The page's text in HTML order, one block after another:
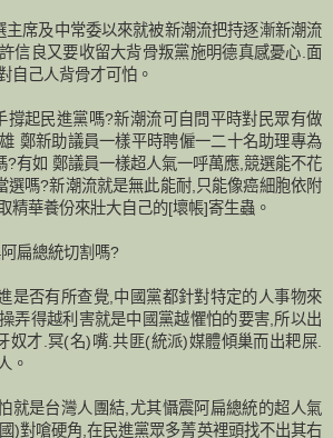
主席及中常委以來就被新潮流把持逐漸新潮流
信良又要收留大背骨叛黨施明德真感憂心.面
自己人背骨才可怕。
撐起民進黨嗎?新潮流可自問平時對民眾有做
鄭新助議員一樣平時聘僱一二十名助理專為
?有如 鄭議員一樣超人氣一呼萬應,競選能不花
選嗎?新潮流就是無此能耐,只能像癌細胞依附
精華養份來壯大自己的[壞帳]寄生蟲。
扁總統切割嗎?
是否有所查覺,中國黨都針對特定的人事物來
弄得越利害就是中國黨越懼怕的要害,所以出
奴才.冥(名)嘴.共匪(統派)媒體傾巢而出耙屎.
。
就是台灣人團結,尤其懾震阿扁總統的超人氣
)對嗆硬角,在民進黨眾多菁英裡頭找不出其右